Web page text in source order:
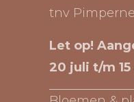
tnv
Let op!
20 juli t/m